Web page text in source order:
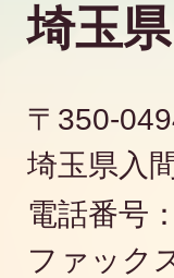
埼玉県
〒350-
埼玉県入
電話番号：
ファック